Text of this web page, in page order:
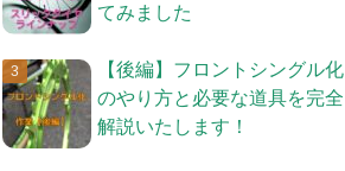
てみました
【後編】フロントシングル化
のやり方と必要な道具を完全
解説いたします！